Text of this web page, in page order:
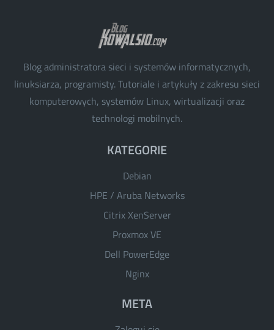
Blog administratora sieci i systemów informatycznych,
linuksiarza, programisty. Tutoriale i artykuły z zakresu sieci
komputerowych, systemów Linux, wirtualizacji oraz
technologi mobilnych.
KATEGORIE
Debian
HPE / Aruba Networks
Citrix XenServer
Proxmox VE
Dell PowerEdge
Nginx
META